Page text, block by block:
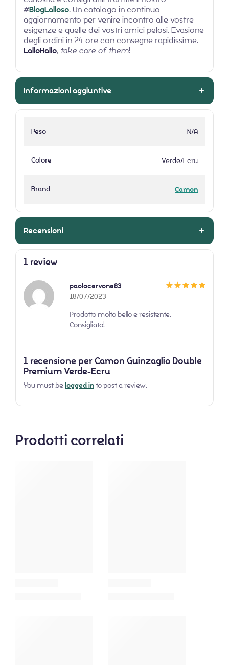
#BlogLalloso. Un catalogo in continuo
aggiornamento per venire incontro alle vostre
esigenze e quelle dei vostri amici pelosi. Evasione
degli ordini in 24 ore con consegne rapidissime.
LalloHallo, take care of them!
Informazioni aggiuntive
Peso N/A
Colore Verde/Ecru
Brand Camon
Recensioni
1 review
paolocervone83
18/07/2023
Prodotto molto bello e resistente.
Consigliato!
1 recensione perCamon Guinzaglio Double
Premium Verde-Ecru
You must be logged into post a review.
Prodotti correlati